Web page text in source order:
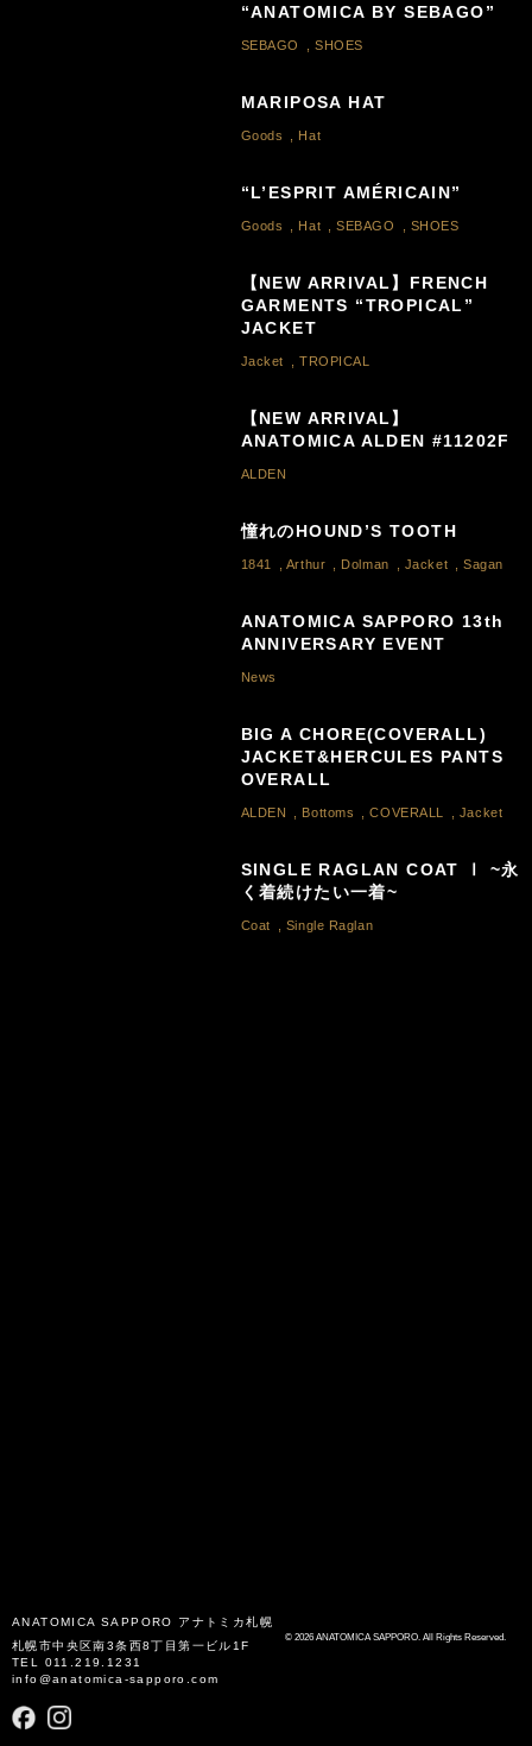
“ANATOMICA BY SEBAGO”
SEBAGO ,SHOES
MARIPOSA HAT
Goods Hat
“L’ESPRIT AMÉRICAIN”
Goods Hat ,SEBAGO SHOES
【NEW ARRIVAL】FRENCH
GARMENTS “TROPICAL”
JACKET
Jacket ,TROPICAL
【NEW ARRIVAL】
ANATOMICA ALDEN #11202F
ALDEN
憧れのHOUND’S TOOTH
1841 Arthur Dolman Jacket ,Sagan
ANATOMICA SAPPORO 13th
ANNIVERSARY EVENT
News
BIG A CHORE(COVERALL)
JACKET&HERCULES PANTS
OVERALL
ALDEN Bottoms ,COVERALL Jacket
SINGLE RAGLAN COAT Ⅰ ~永
く着続けたい一着~
Coat Single Raglan
ANATOMICA SAPPORO アナトミカ札幌
札幌市中央区南3条西8丁目第一ビル1F
TEL 011.219.1231
info@anatomica-sapporo.com
© 2026 ANATOMICA SAPPORO. All Rights Reserved.